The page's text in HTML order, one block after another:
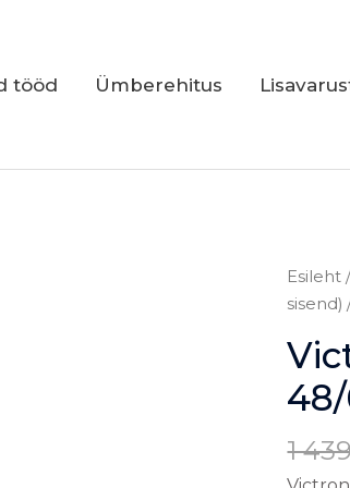
tööd Ümberehitus
Esileht
sisend)
1
Victron
48/
50
GX
kogus